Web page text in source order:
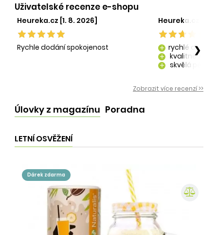
Uživatelské recenze e-shopu
Heureka.cz [1. 8. 2026]
Rychle dodání spokojenost
Heureka.cz [29.
add rychlé dodání
add kvalitně
add skvělá péče o
❯
Zobrazit více recenzí >>
Úlovky z magazínu Poradna
LETNÍ OSVĚŽENÍ
dárek zdarma